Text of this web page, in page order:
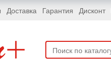
Доставка Гарантия Дисконт